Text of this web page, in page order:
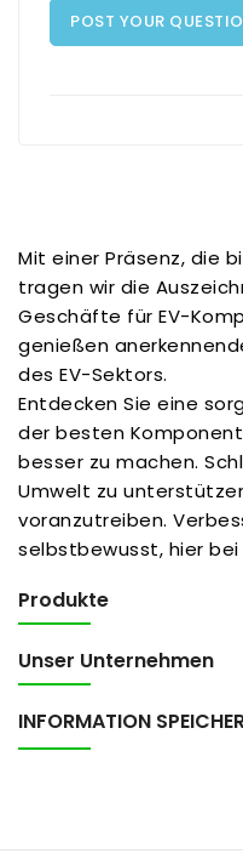
POST YOUR
Mit einer Präsenz, die
tragen wir die
Geschäfte für EV-
genießen
des EV-Sektors.
Entdecken Sie eine
der besten
besser zu machen.
Umwelt zu
voranzutreiben.
selbstbewusst, hier bei
Produkte
Unser Unternehmen
INFORMATION